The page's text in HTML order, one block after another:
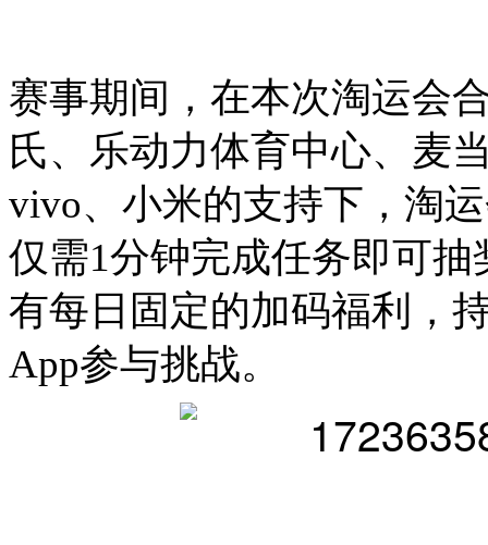
赛事期间，在本次淘运会
氏、 乐动力体育中心、 麦
vivo、 小米的支持下 ，淘
仅需1分钟完成任务即可抽
有每日固定的加码福利，
App参与挑战。